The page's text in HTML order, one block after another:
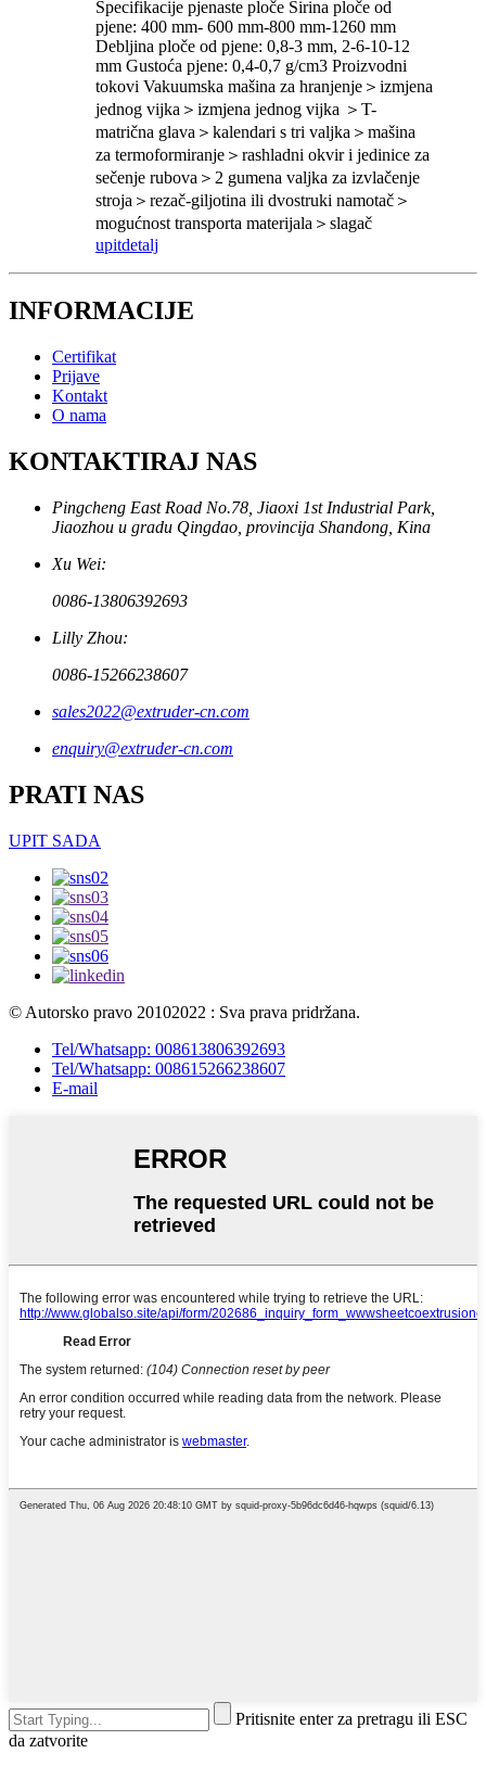
Specifikacije pjenaste ploče Širina ploče od
pjene: 400 mm- 600 mm-800 mm-1260 mm
Debljina ploče od pjene: 0,8-3 mm, 2-6-10-12
mm Gustoća pjene: 0,4-0,7 g/cm3 Proizvodni
tokovi Vakuumska mašina za hranjenje＞izmjena
jednog vijka＞izmjena jednog vijka ＞T-
matrična glava＞kalendari s tri valjka＞mašina
za termoformiranje＞rashladni okvir i jedinice za
sečenje rubova＞2 gumena valjka za izvlačenje
stroja＞rezač-giljotina ili dvostruki namotač＞
mogućnost transporta materijala＞slagač
upitdetalj
INFORMACIJE
Certifikat
Prijave
Kontakt
O nama
KONTAKTIRAJ NAS
Pingcheng East Road No.78, Jiaoxi 1st Industrial Park,
Jiaozhou u gradu Qingdao, provincija Shandong, Kina
Xu Wei:
0086-13806392693
Lilly Zhou:
0086-15266238607
sales2022@extruder-cn.com
enquiry@extruder-cn.com
PRATI NAS
UPIT SADA
© Autorsko pravo 20102022 : Sva prava pridržana.
Tel/Whatsapp: 008613806392693
Tel/Whatsapp: 008615266238607
E-mail
Pritisnite enter za pretragu ili ESC
da zatvorite